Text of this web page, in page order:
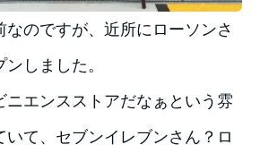
なのですが、近所にローソンさ
しました。
ニエンスストアだなぁという雰
いて、セブンイレブンさん？ロ